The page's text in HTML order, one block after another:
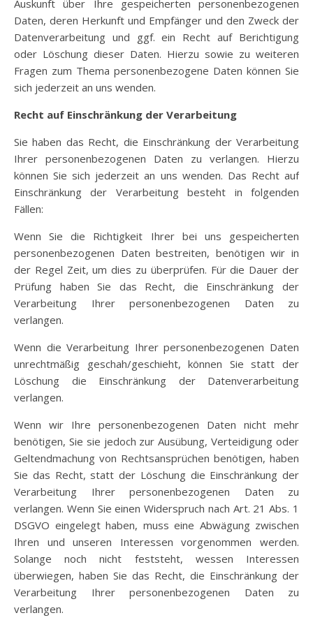
Auskunft über Ihre gespeicherten personenbezogenen
Daten, deren Herkunft und Empfänger und den Zweck der
Datenverarbeitung und ggf. ein Recht auf Berichtigung
oder Löschung dieser Daten. Hierzu sowie zu weiteren
Fragen zum Thema personenbezogene Daten können Sie
sich jederzeit an uns wenden.
Recht auf Einschränkung der Verarbeitung
Sie haben das Recht, die Einschränkung der Verarbeitung
Ihrer personenbezogenen Daten zu verlangen. Hierzu
können Sie sich jederzeit an uns wenden. Das Recht auf
Einschränkung der Verarbeitung besteht in folgenden
Fällen:
Wenn Sie die Richtigkeit Ihrer bei uns gespeicherten
personenbezogenen Daten bestreiten, benötigen wir in
der Regel Zeit, um dies zu überprüfen. Für die Dauer der
Prüfung haben Sie das Recht, die Einschränkung der
Verarbeitung Ihrer personenbezogenen Daten zu
verlangen.
Wenn die Verarbeitung Ihrer personenbezogenen Daten
unrechtmäßig geschah/geschieht, können Sie statt der
Löschung die Einschränkung der Datenverarbeitung
verlangen.
Wenn wir Ihre personenbezogenen Daten nicht mehr
benötigen, Sie sie jedoch zur Ausübung, Verteidigung oder
Geltendmachung von Rechtsansprüchen benötigen, haben
Sie das Recht, statt der Löschung die Einschränkung der
Verarbeitung Ihrer personenbezogenen Daten zu
verlangen. Wenn Sie einen Widerspruch nach Art. 21 Abs. 1
DSGVO eingelegt haben, muss eine Abwägung zwischen
Ihren und unseren Interessen vorgenommen werden.
Solange noch nicht feststeht, wessen Interessen
überwiegen, haben Sie das Recht, die Einschränkung der
Verarbeitung Ihrer personenbezogenen Daten zu
verlangen.